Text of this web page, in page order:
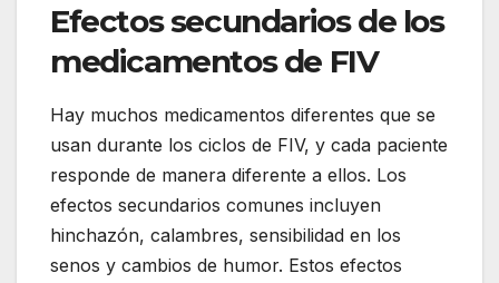
Efectos secundarios de los
medicamentos de FIV
Hay muchos medicamentos diferentes que se
usan durante los ciclos de FIV, y cada paciente
responde de manera diferente a ellos. Los
efectos secundarios comunes incluyen
hinchazón, calambres, sensibilidad en los
senos y cambios de humor. Estos efectos